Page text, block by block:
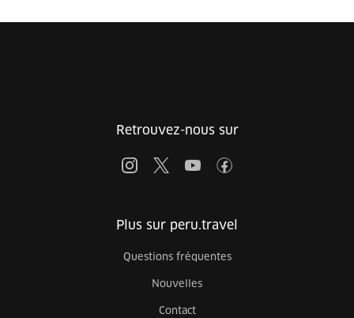
Retrouvez-nous sur
Plus sur peru.travel
Questions fréquentes
Nouvelles
Contact